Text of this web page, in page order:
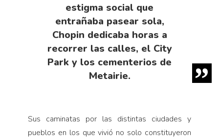
estigma social que
entrañaba pasear sola,
Chopin dedicaba horas a
recorrer las calles, el City
Park y los cementerios de
Metairie.
Sus caminatas por las distintas ciudades y
pueblos en los que vivió no solo constituyeron